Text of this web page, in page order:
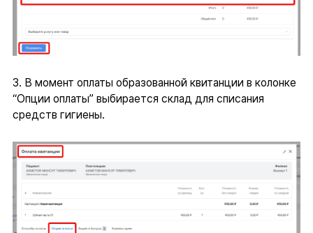
3. В момент оплаты образованной квитанции в колонке
“Опции оплаты” выбирается склад для списания
средств гигиены.